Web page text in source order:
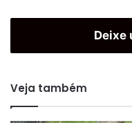
Deixe
Veja também